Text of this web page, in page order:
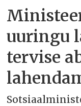
uuringu
tervise